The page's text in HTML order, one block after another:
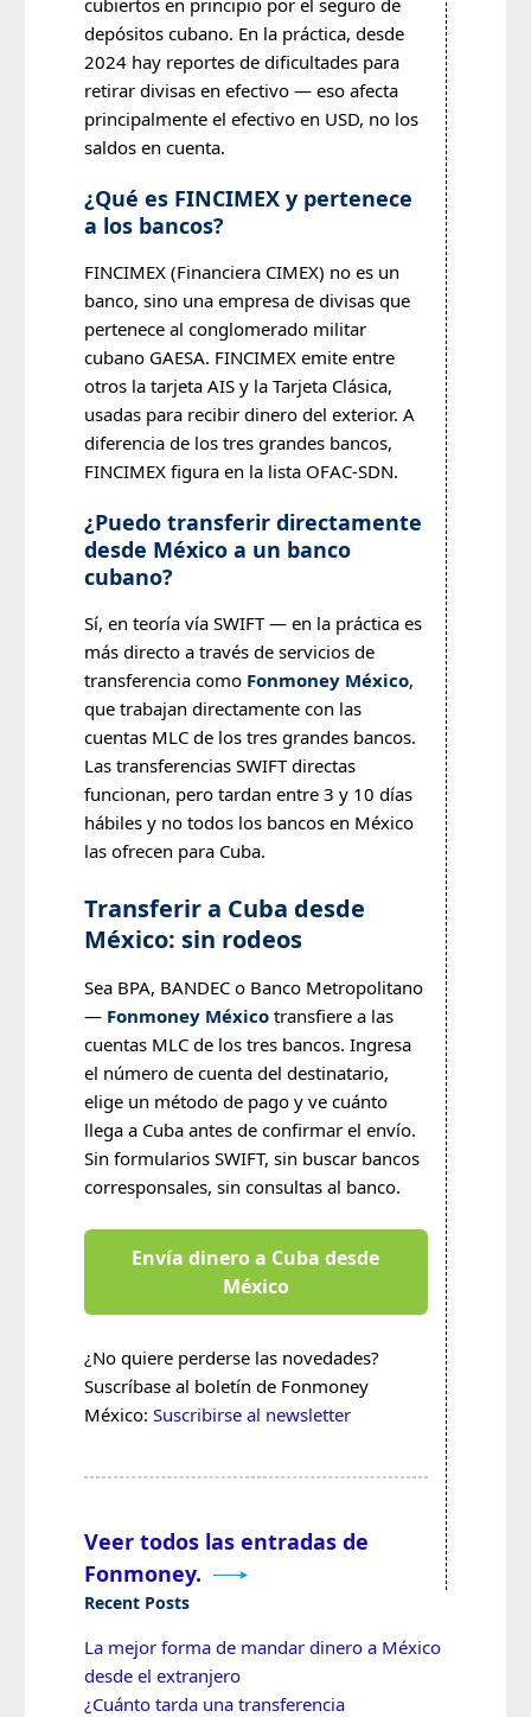
depósitos cubano. En la práctica, desde
2024 hay reportes de dificultades para
retirar divisas en efectivo — eso afecta
principalmente el efectivo en USD, no los
saldos en cuenta.
¿Qué es FINCIMEX y pertenece
a los bancos?
FINCIMEX (Financiera CIMEX) no es un
banco, sino una empresa de divisas que
pertenece al conglomerado militar
cubano GAESA. FINCIMEX emite entre
otros la tarjeta AIS y la Tarjeta Clásica,
usadas para recibir dinero del exterior. A
diferencia de los tres grandes bancos,
FINCIMEX figura en la lista OFAC-SDN.
¿Puedo transferir directamente
desde México a un banco
cubano?
Sí, en teoría vía SWIFT — en la práctica es
más directo a través de servicios de
transferencia como Fonmoney México,
que trabajan directamente con las
cuentas MLC de los tres grandes bancos.
Las transferencias SWIFT directas
funcionan, pero tardan entre 3 y 10 días
hábiles y no todos los bancos en México
las ofrecen para Cuba.
Transferir a Cuba desde
México: sin rodeos
Sea BPA, BANDEC o Banco Metropolitano
— Fonmoney México transfiere a las
cuentas MLC de los tres bancos. Ingresa
el número de cuenta del destinatario,
elige un método de pago y ve cuánto
llega a Cuba antes de confirmar el envío.
Sin formularios SWIFT, sin buscar bancos
corresponsales, sin consultas al banco.
Envía dinero a Cuba desde
México
¿No quiere perderse las novedades?
Suscríbase al boletín de Fonmoney
México: Suscribirse al newsletter
Veer todos las entradas de
Fonmoney.
Recent Posts
La mejor forma de mandar dinero a México
desde el extranjero
¿Cuánto tarda una transferencia